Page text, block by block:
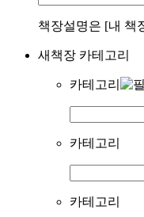
책장설명은 [내 책
새책장 카테고리
카테고리
카테고리
카테고리